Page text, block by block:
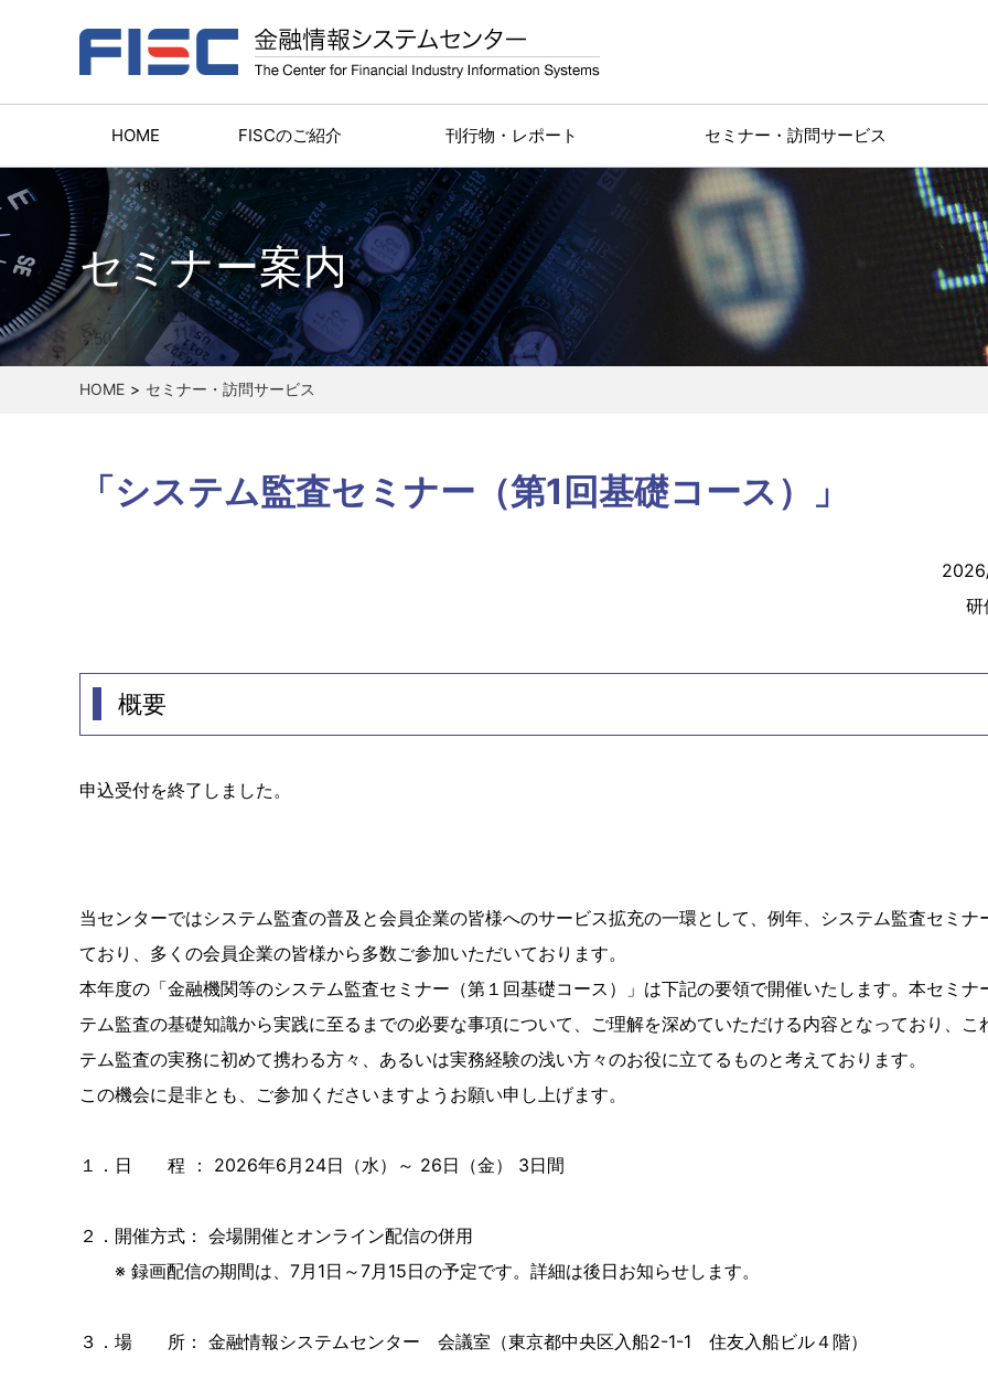
HOME FISCのご紹介 刊行物・レポート セミナー・訪問サービス
セミナー案内
HOME セミナー・訪問サービス
「システム監査セミナー（第1回基礎コース）」
研
概要
申込受付を終了しました。
当センターではシステム監査の普及と会員企業の皆様へのサービス拡充の一環として、例年、システム監査セミナ
ており、多くの会員企業の皆様から多数ご参加いただいております。
本年度の「金融機関等のシステム監査セミナー（第１回基礎コース）」は下記の要領で開催いたします。本セミナ
テム監査の基礎知識から実践に至るまでの必要な事項について、ご理解を深めていただける内容となっており、こ
テム監査の実務に初めて携わる方々、あるいは実務経験の浅い方々のお役に立てるものと考えております。
この機会に是非とも、ご参加くださいますようお願い申し上げます。
１．日 程 ： 2026年6月24日（水）～ 26日（金） 3日間
２．開催方式： 会場開催とオンライン配信の併用
※ 録画配信の期間は、7月1日～7月15日の予定です。詳細は後日お知らせします。
３．場 所： 金融情報システムセンター 会議室（東京都中央区入船2-1-1 住友入船ビル４階）